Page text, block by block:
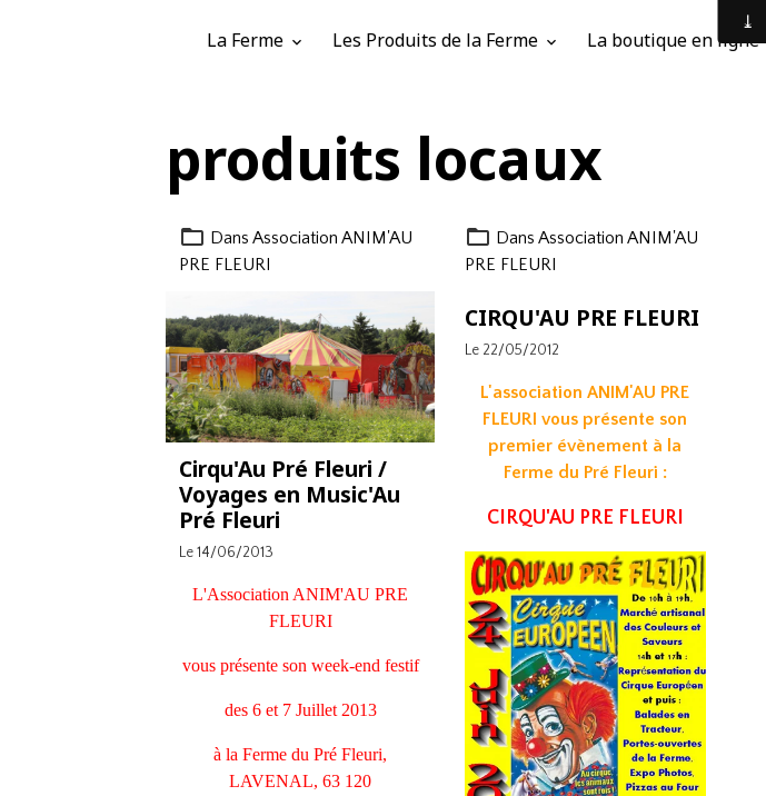
La Ferme Les Produits de la Ferme La boutique en ligne
produits locaux
DansAssociation ANIM'AU
PRE FLEURI
Cirqu'Au Pré Fleuri /
Voyages en Music'Au
Pré Fleuri
Le 14/06/2013
L'Association ANIM'AU PRE
FLEURI
vous présente son week-end festif
des 6 et 7 Juillet 2013
à la Ferme du Pré Fleuri,
LAVENAL, 63 120
Dans Association ANIM'AU
PRE FLEURI
CIRQU'AU PRE FLEURI
Le 22/05/2012
L'association ANIM'AU PRE
FLEURI vous présente son
premier évènement à la
Ferme du Pré Fleuri :
CIRQU'AU PRE FLEURI